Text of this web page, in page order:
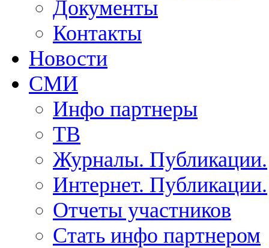
Документы
Контакты
Новости
СМИ
Инфо партнеры
ТВ
Журналы. Публикации.
Интернет. Публикации.
Отчеты участников
Стать инфо партнером